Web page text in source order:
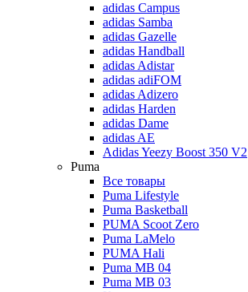
adidas Campus
adidas Samba
adidas Gazelle
adidas Handball
adidas Adistar
adidas adiFOM
adidas Adizero
adidas Harden
adidas Dame
adidas AE
Adidas Yeezy Boost 350 V2
Puma
Все товары
Puma Lifestyle
Puma Basketball
PUMA Scoot Zero
Puma LaMelo
PUMA Hali
Puma MB 04
Puma MB 03